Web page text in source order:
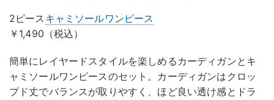
2ピース キャミソールワンピース
￥1,490（税込）
簡単にレイヤードスタイルを楽しめるカーディガンとキ
ャミソールワンピースのセット。カーディガンはクロッ
プド丈でバランスが取りやすく、ほど良い透け感とドラ